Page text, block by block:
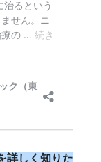
詳しく知りた